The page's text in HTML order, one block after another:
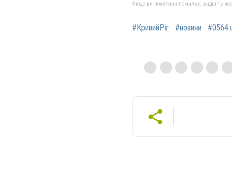
Якщо ви помітили помилку, виділіть
#КривийРіг #новини